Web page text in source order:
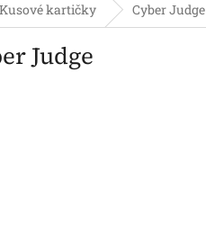
kartičky Cyber Judge
Judge